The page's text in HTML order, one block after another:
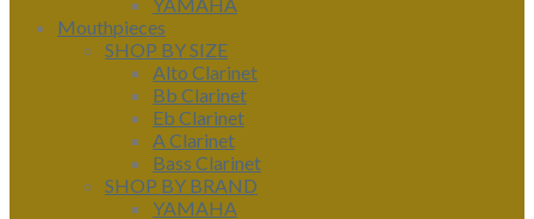
Mouthpieces
SHOP BY SIZE
Alto Clarinet
Bb Clarinet
Eb Clarinet
A Clarinet
Bass Clarinet
SHOP BY BRAND
YAMAHA